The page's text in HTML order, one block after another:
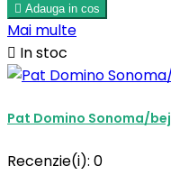
 Adauga in cos
Mai multe
 In stoc
Pat Domino Sonoma/bej
Recenzie(i): 0